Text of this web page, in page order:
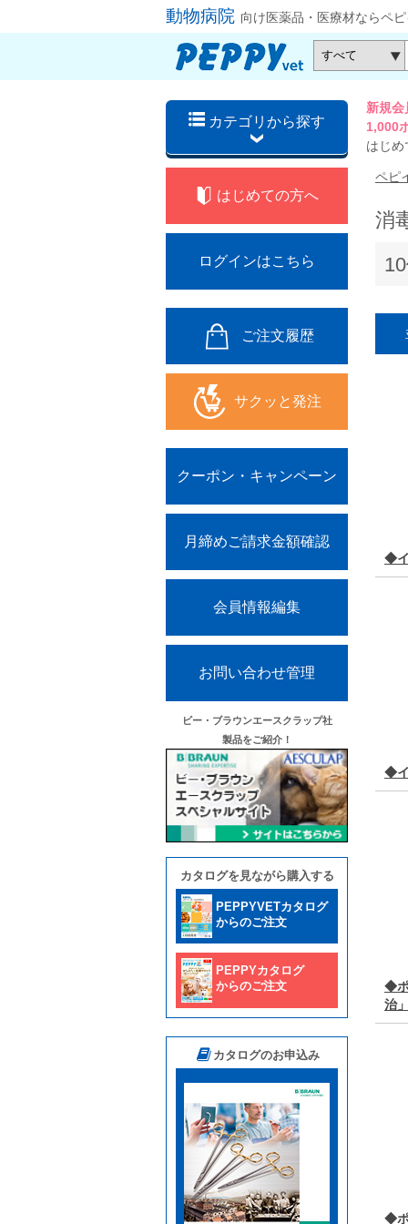
動物病院 向け医薬品・医療材ならペ
カテゴリから探す
新規
1,000
はじめ
はじめての方へ
ログインはこちら
ご注文履歴
サクッと発注
クーポン・キャンペーン
月締めご請求金額確認
会員情報編集
お問い合わせ管理
ビー・ブラウンエースクラップ社
製品をご紹介！
カタログを見ながら購入する
PEPPYVETカタログ
からのご注文
PEPPYカタログ
からのご注文
カタログのお申込み
ペピ
消
◆イ
◆
◆ポ
治
◆ポ